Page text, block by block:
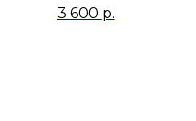
надписью и
3 600 р.